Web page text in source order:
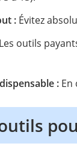
: Évitez
Les outils
: En